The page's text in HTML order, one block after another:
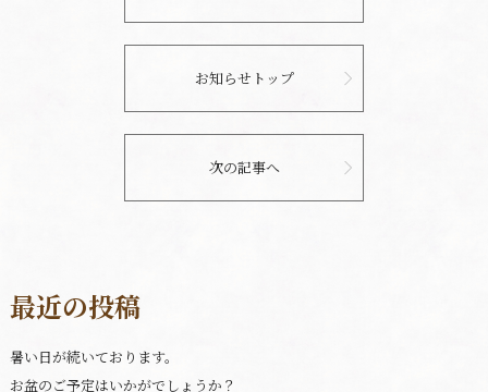
お知らせトップ
次の記事へ
最近の投稿
暑い日が続いております。
お盆のご予定はいかがでしょうか？